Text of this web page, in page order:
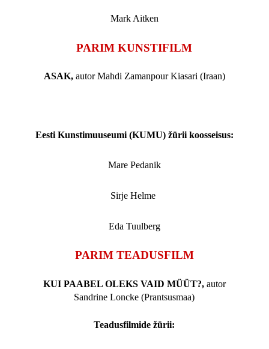
Mark Aitken
PARIM KUNSTIFILM
ASAK, autor Mahdi Zamanpour Kiasari (Iraan)
Eesti Kunstimuuseumi (KUMU) žürii koosseisus:
Mare Pedanik
Sirje Helme
Eda Tuulberg
PARIM TEADUSFILM
KUI PAABEL OLEKS VAID MÜÜT?, autor
Sandrine Loncke (Prantsusmaa)
Teadusfilmide žürii: